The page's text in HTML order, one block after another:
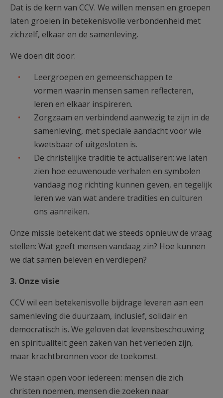
Dat is de kern van CCV. We willen mensen en groepen
laten groeien in betekenisvolle verbondenheid met
zichzelf, elkaar en de samenleving.
We doen dit door:
Leergroepen en gemeenschappen te
vormen waarin mensen samen reflecteren,
leren en elkaar inspireren.
Zorgzaam en verbindend aanwezig te zijn in de
samenleving, met speciale aandacht voor wie
kwetsbaar of uitgesloten is.
De christelijke traditie te actualiseren: we laten
zien hoe eeuwenoude verhalen en symbolen
vandaag nog richting kunnen geven, en tegelijk
leren we van wat andere tradities en culturen
ons aanreiken.
Onze missie betekent dat we steeds opnieuw de vraag
stellen: Wat geeft mensen vandaag zin? Hoe kunnen
we dat samen beleven en verdiepen?
3. Onze visie
CCV wil een betekenisvolle bijdrage leveren aan een
samenleving die duurzaam, inclusief, solidair en
democratisch is. We geloven dat levensbeschouwing
en spiritualiteit geen zaken van het verleden zijn,
maar krachtbronnen voor de toekomst.
We staan open voor iedereen: mensen die zich
christen noemen, mensen die zoeken naar